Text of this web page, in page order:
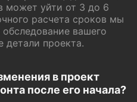
может уйти от 3 до 6
расчета сроков мы
вашего
детали проекта.
в проект
после его начала?